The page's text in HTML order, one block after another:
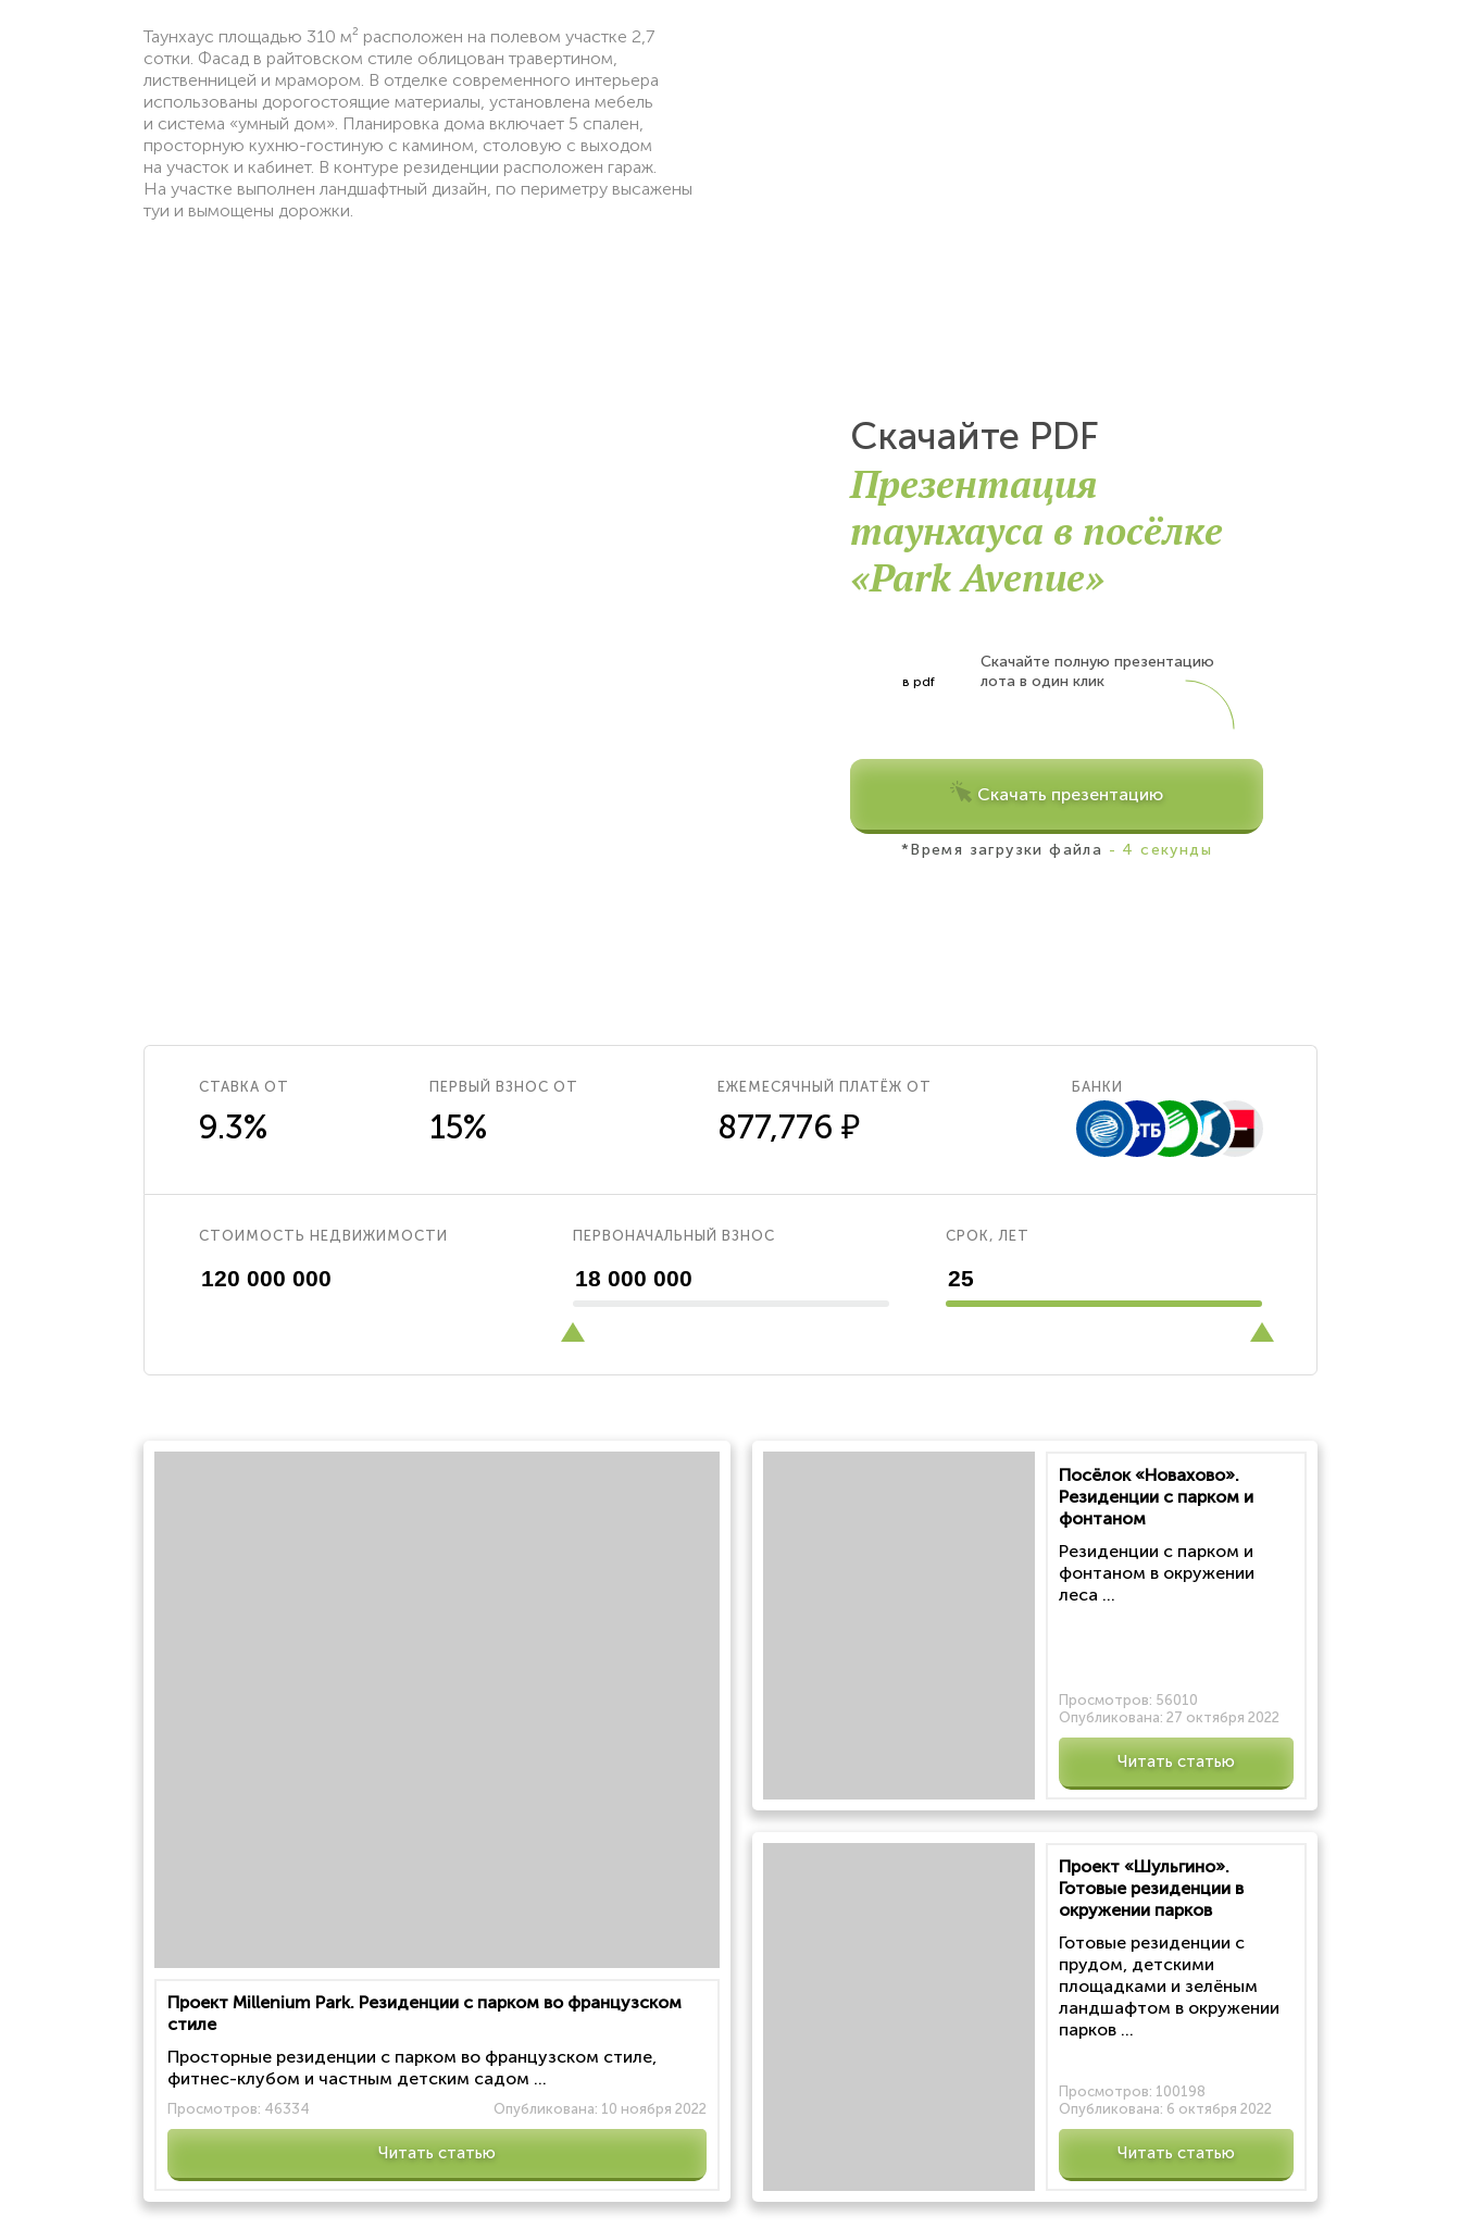
Таунхаус площадью 310 м² расположен на полевом участке 2,7
сотки. Фасад в райтовском стиле облицован травертином,
лиственницей и мрамором. В отделке современного интерьера
использованы дорогостоящие материалы, установлена мебель
и система «умный дом». Планировка дома включает 5 спален,
просторную кухню-гостиную с камином, столовую с выходом
на участок и кабинет. В контуре резиденции расположен гараж.
На участке выполнен ландшафтный дизайн, по периметру высажены
туи и вымощены дорожки.
Скачайте PDF
Презентация
таунхауса в посёлке
«Park Avenue»
в pdf
Скачайте полную презентацию
лота в один клик
Скачать презентацию
*Время загрузки файла - 4 секунды
СТАВКА ОТ
9.3%
ПЕРВЫЙ ВЗНОС ОТ
15%
ЕЖЕМЕСЯЧНЫЙ ПЛАТЁЖ ОТ
877,776 ₽
БАНКИ
СТОИМОСТЬ НЕДВИЖИМОСТИ ПЕРВОНАЧАЛЬНЫЙ ВЗНОС СРОК, ЛЕТ
Проект Millenium Park. Резиденции с парком во французском
стиле
Просторные резиденции с парком во французском стиле,
фитнес-клубом и частным детским садом ...
Просмотров: 46334 Опубликована: 10 ноября 2022
Читать статью
Посёлок «Новахово».
Резиденции с парком и
фонтаном
Резиденции с парком и
фонтаном в окружении
леса ...
Просмотров: 56010
Опубликована: 27 октября 2022
Читать статью
Проект «Шульгино».
Готовые резиденции в
окружении парков
Готовые резиденции с
прудом, детскими
площадками и зелёным
ландшафтом в окружении
парков ...
Просмотров: 100198
Опубликована: 6 октября 2022
Читать статью